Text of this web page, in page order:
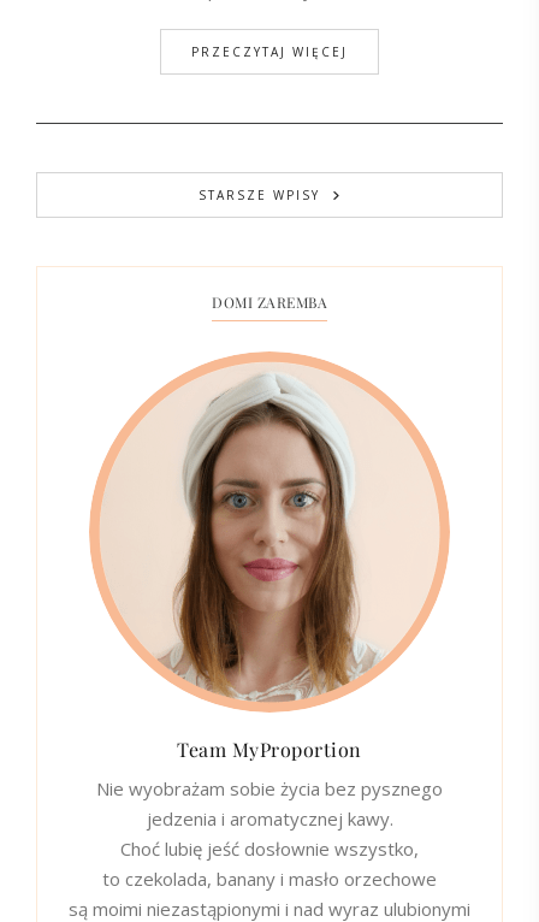
PRZECZYTAJ WIĘCEJ
STARSZE WPISY
DOMI ZAREMBA
Team MyProportion
Nie wyobrażam sobie życia bez pysznego
jedzenia i aromatycznej kawy.
Choć lubię jeść dosłownie wszystko,
to czekolada, banany i masło orzechowe
są moimi niezastąpionymi i nad wyraz ulubionymi